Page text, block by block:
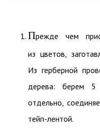
Прежде чем
из цветов,
Из герберной
дерева: берем 5
отдельно,
тейп-лентой.